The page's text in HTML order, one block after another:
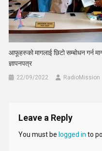
आफूहरुको मागलाई छिटो सम्बोधन गर्न माग
ज्ञापनपत्र
22/09/2022 RadioMission
Leave a Reply
You must be logged in to